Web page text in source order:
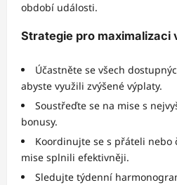
období události.
Strategie pro maximalizaci
Účastněte se všech
abyste využili zvýšené výplaty.
Soustřeďte se na mise s
bonusy.
Koordinujte se s přáteli nebo
mise splnili efektivněji.
Sledujte týdenní